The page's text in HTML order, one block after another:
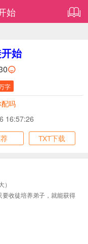
始
始
字
吗
16:57:26
TXT下载
收徒培养弟子，就能获得